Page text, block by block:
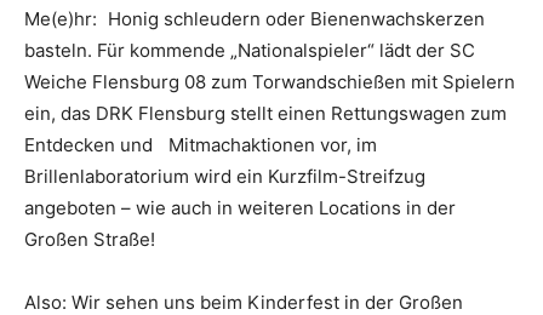
Me(e)hr: Honig schleudern oder Bienenwachskerzen
basteln. Für kommende „Nationalspieler“ lädt der SC
Weiche Flensburg 08 zum Torwandschießen mit Spielern
ein, das DRK Flensburg stellt einen Rettungswagen zum
Entdecken und Mitmachaktionen vor, im
Brillenlaboratorium wird ein Kurzfilm-Streifzug
angeboten – wie auch in weiteren Locations in der
Großen Straße!
Also: Wir sehen uns beim Kinderfest in der Großen